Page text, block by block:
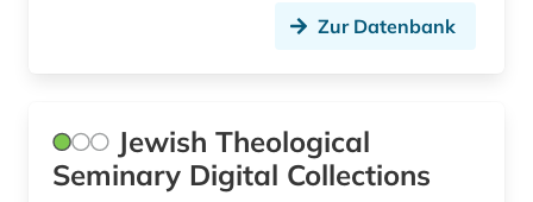
außenpolitik (1)
Zur Datenbank
Jewish Theological
Seminary Digital Collections